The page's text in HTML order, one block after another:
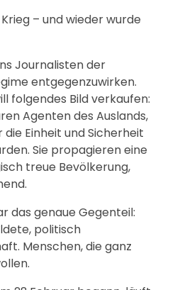
– und wieder wurde
Journalisten der
entgegenzuwirken.
folgendes Bild verkaufen:
Agenten des Auslands,
Einheit und Sicherheit
Sie propagieren eine
treue Bevölkerung,
das genaue Gegenteil:
politisch
Menschen, die ganz